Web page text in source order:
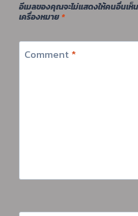
อีเมลของคุณจะไม่แสดงให้คนอื่นเห็น
เครื่องหมาย *
Comment *